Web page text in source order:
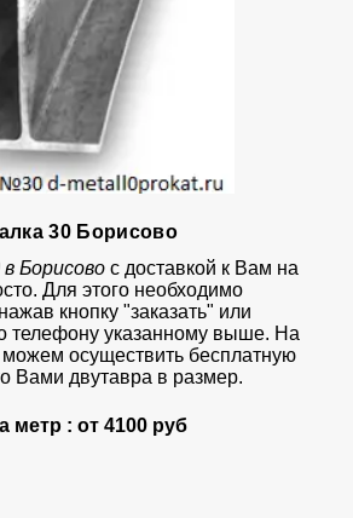
30 Борисово
в Борисовос доставкой к Вам на
Для этого необходимо
кнопку "заказать" или
телефону указанному выше. На
осуществить бесплатную
Вами двутавра в размер.
метр : от4100 руб